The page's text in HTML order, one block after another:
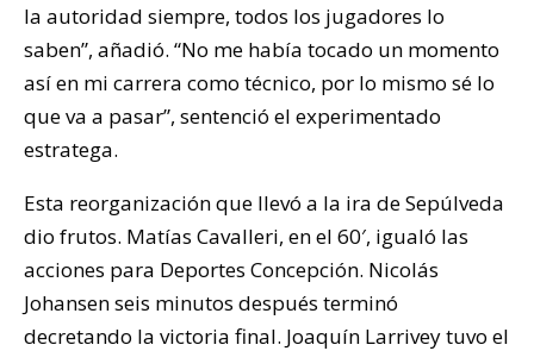
la autoridad siempre, todos los jugadores lo
saben”, añadió. “No me había tocado un momento
así en mi carrera como técnico, por lo mismo sé lo
que va a pasar”, sentenció el experimentado
estratega.
Esta reorganización que llevó a la ira de Sepúlveda
dio frutos. Matías Cavalleri, en el 60′, igualó las
acciones para Deportes Concepción. Nicolás
Johansen seis minutos después terminó
decretando la victoria final. Joaquín Larrivey tuvo el